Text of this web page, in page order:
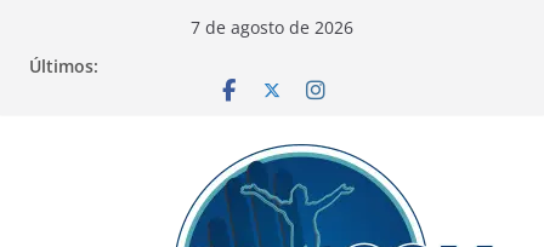
7 de agosto de 2026
Últimos: